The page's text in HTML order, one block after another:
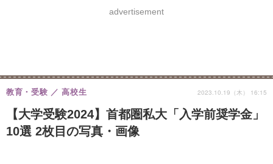
8月開催学校説明会・相談会
advertisement
【大学受験2024】首都圏私大「入学前奨学金」
10選 2枚目の写真・画像
教育・受験 高校生 2023.10.19（木） 16:15